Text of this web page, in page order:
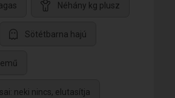
Néhány kg plusz
Sötétbarna hajú
neki nincs, elutasítja